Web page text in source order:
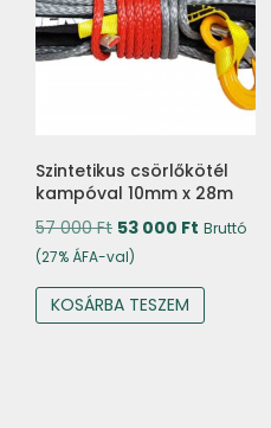
Szintetikus csörlőkötél
kampóval 10mm x 28m
57 000Ft Original
price
was:
57
53 000 Ft Current
is:
Bruttó
(27% ÁFA-val)
KOSÁRBA TESZEM